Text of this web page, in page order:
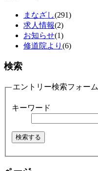
まなざし(291)
求人情報(2)
お知らせ(1)
修道院より (6)
検索
エントリー検索フォーム
キーワード